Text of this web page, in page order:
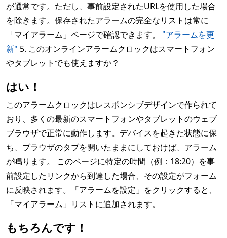
が通常です。ただし、事前設定されたURLを使用した場合
を除きます。保存されたアラームの完全なリストは常に
「マイアラーム」ページで確認できます。 "アラームを更
新" 5. このオンラインアラームクロックはスマートフォン
やタブレットでも使えますか？
はい！
このアラームクロックはレスポンシブデザインで作られて
おり、多くの最新のスマートフォンやタブレットのウェブ
ブラウザで正常に動作します。デバイスを起きた状態に保
ち、ブラウザのタブを開いたままにしておけば、アラーム
が鳴ります。 このページに特定の時間（例：18:20）を事
前設定したリンクから到達した場合、その設定がフォーム
に反映されます。「アラームを設定」をクリックすると、
「マイアラーム」リストに追加されます。
もちろんです！